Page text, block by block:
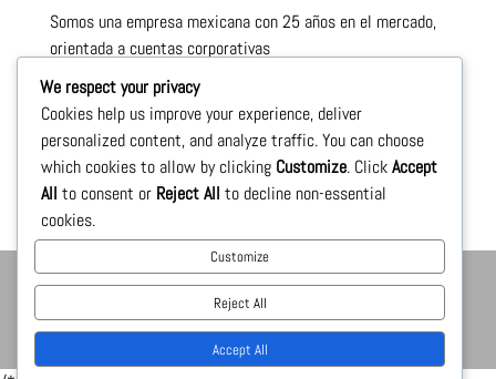
Somos una empresa mexicana con 25 años en el mercado,
orientada a cuentas corporativas
este nivel de servicio nos permite ofrecerle , productos de
calidad y con precios sumamente competitivos.
Le llevamos a la puerta de su negocio todos los
productos necesarios para su crecimiento
ShoppingXTI México 2021® Av. Ignacio zaragoza No. 396, 2 piso,
esquina asistencia publica. Col. Federal, C.P. 15700.
We respect your privacy
Cookies help us improve your experience, deliver
personalized content, and analyze traffic. You can choose
which cookies to allow by clicking Customize. ClickAccept
All to consent or Reject All to decline non-essential
cookies.
Customize
Reject All
Accept All